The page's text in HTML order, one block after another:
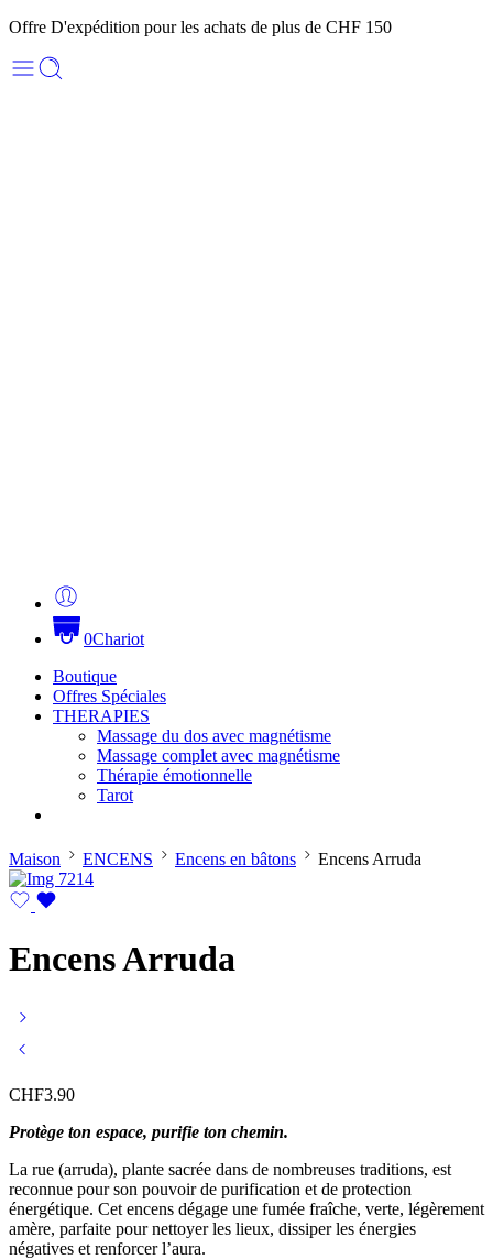
Offre D'expédition pour les achats de plus de CHF 150
0Chariot
Boutique
Offres Spéciales
THERAPIES
Massage du dos avec magnétisme
Massage complet avec magnétisme
Thérapie émotionnelle
Tarot
Maison ENCENS Encens en bâtons Encens Arruda
Encens Arruda
CHF3.90
Protège ton espace, purifie ton chemin.
La rue (arruda), plante sacrée dans de nombreuses traditions, est
reconnue pour son pouvoir de purification et de protection
énergétique. Cet encens dégage une fumée fraîche, verte, légèrement
amère, parfaite pour nettoyer les lieux, dissiper les énergies
négatives et renforcer l’aura.